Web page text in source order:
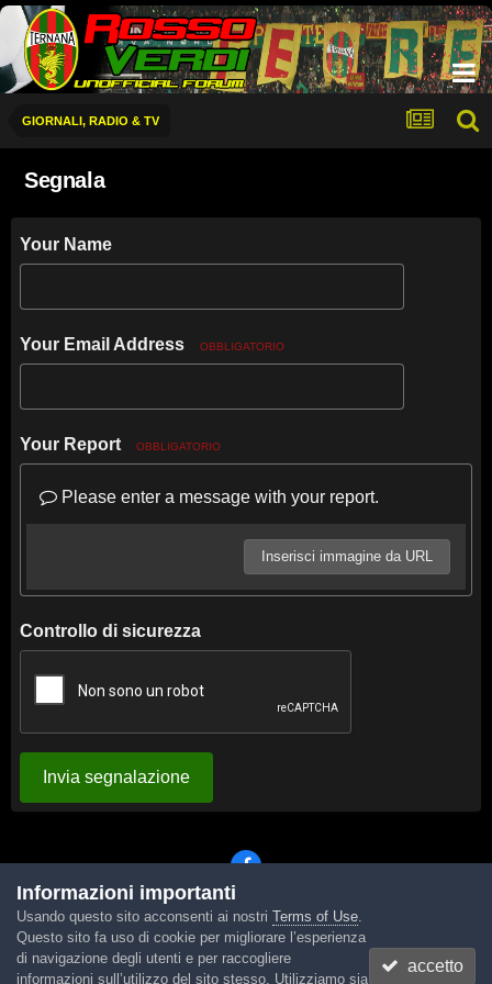
GIORNALI, RADIO & TV
Segnala
Your Name
Your Email Address OBBLIGATORIO
Your Report OBBLIGATORIO
Please enter a message with your report.
Inserisci immagine da URL
Controllo di sicurezza
Invia segnalazione
Lingua Tema Contattaci Cookies
Powered by Invision Community
Informazioni importanti
Usando questo sito acconsenti ai nostri Terms of Use.
Questo sito fa uso di cookie per migliorare l’esperienza
di navigazione degli utenti e per raccogliere
informazioni sull’utilizzo del sito stesso. Utilizziamo sia
accetto